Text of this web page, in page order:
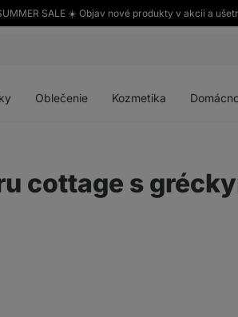
SALE ☀️ Objav nové produkty v akcii a
Oblečenie Kozmetika
cottage s